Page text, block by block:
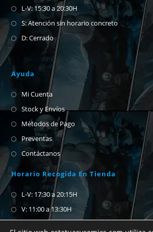
L-V: 15:30 a 20:30H
S: Atención sin horario concreto
D: Cerrado
Ayuda
Mi Cuenta
Stock y Envíos
Métodos de Pago
Preventas
Contáctanos
Horario Recogida En Tienda
L-V: 17:30 a 20:15H
V: 11:00 a 13:30H